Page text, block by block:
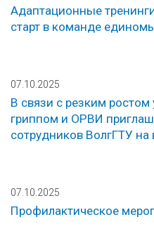
Адаптационные
старт в команде
07.10.2025
В связи с резким
гриппом и ОРВИ
сотрудников ВолгГТУ
07.10.2025
Профилактическое